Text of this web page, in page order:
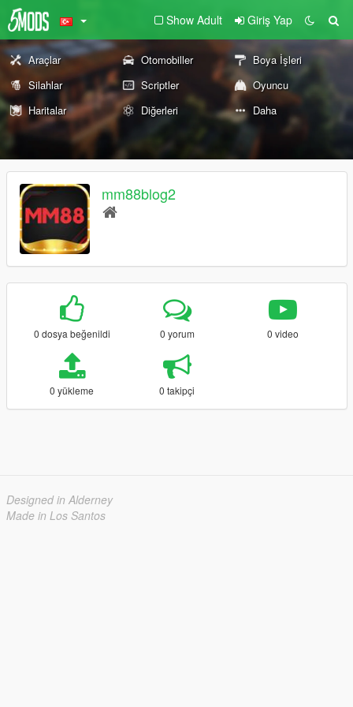
Show Adult Giriş Yap
Araçlar Otomobiller
Boya İşleri
Silahlar
Scriptler
Oyuncu
Haritalar
Diğerleri Daha
mm88blog2
0 dosya beğenildi 0 yorum 0 video
0 yükleme 0 takipçi
Designed in Alderney
Made in Los Santos